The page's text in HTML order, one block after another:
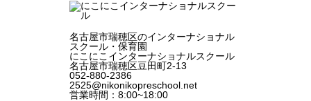
名古屋市瑞穂区のインターナショナル
スクール・保育園
にこにこインターナショナルスクール
名古屋市瑞穂区豆田町2-13
052-880-2386
2525@nikonikopreschool.net
営業時間：8:00~18:00